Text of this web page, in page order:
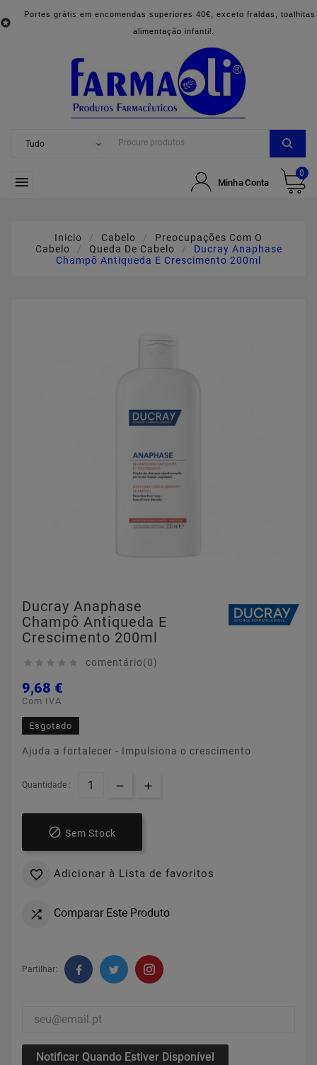

Portes grátis em encomendas superiores 40€, exceto fraldas, toalhitas
alimentação infantil.
 Minha Conta
0
Inicio Cabelo
Preocupações Com O
Cabelo
Queda De Cabelo
Ducray Anaphase
Champô Antiqueda E Crescimento 200ml
Ducray Anaphase
Champô Antiqueda E
Crescimento 200ml
     comentário(0)
9,68 €
Com IVA
Esgotado
Ajuda a fortalecer - Impulsiona o crescimento
Quantidade :
 Sem Stock
 Adicionar à Lista de favoritos
 Comparar Este Produto
Partilhar:
Notificar Quando Estiver Disponível